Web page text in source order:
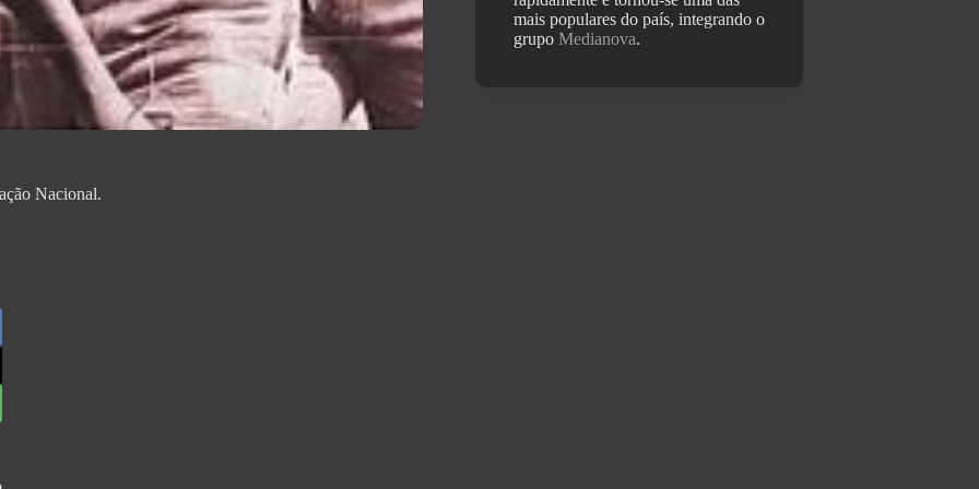
Nacional.
mais populares do país, integrando o
grupoMedianova.